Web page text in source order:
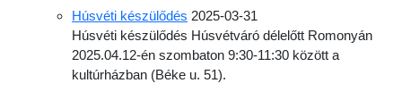
Húsvéti készülődés 2025-03-31
Húsvéti készülődés Húsvétváró délelőtt Romonyán
2025.04.12-én szombaton 9:30-11:30 között a
kultúrházban (Béke u. 51).